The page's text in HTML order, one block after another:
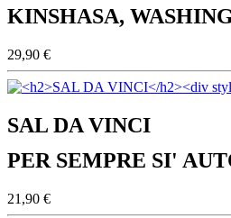
KINSHASA,
29,90 €
SAL DA VINCI
PER SEMPRE SI'
21,90 €